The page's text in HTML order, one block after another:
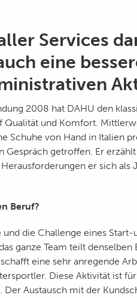
Services
eine
2008 hat DAHU den
und Komfort.
Schuhe von Hand in Italien
getroffen. Er
er sich als
Beruf?
die Challenge eines Start-
ganze Team teilt denselben
eine sehr anregende
Diese Aktivität ist
Austausch mit der